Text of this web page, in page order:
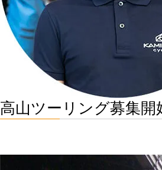
高山ツーリング募集開